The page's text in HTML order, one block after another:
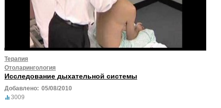
Терапия
Отоларингология
Исследование дыхательной системы
Добавлено: 05/08/2010
3009